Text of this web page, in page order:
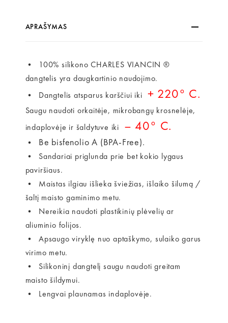
APRAŠYMAS
• 100% silikono CHARLES VIANCIN ®
dangtelis yra daugkartinio naudojimo.
• Dangtelis atsparus karščiui iki + 220° C.
Saugu naudoti orkaitėje, mikrobangų krosnelėje,
indaplovėje ir šaldytuve iki – 40° C.
• Be bisfenolio A (BPA-Free).
• Sandariai priglunda prie bet kokio lygaus
paviršiaus.
• Maistas ilgiau išlieka šviežias, išlaiko šilumą /
šaltį maisto gaminimo metu.
• Nereikia naudoti plastikinių plėvelių ar
aliuminio folijos.
• Apsaugo viryklę nuo aptaškymo, sulaiko garus
virimo metu.
• Silikoninį dangtelį saugu naudoti greitam
maisto šildymui.
• Lengvai plaunamas indaplovėje.